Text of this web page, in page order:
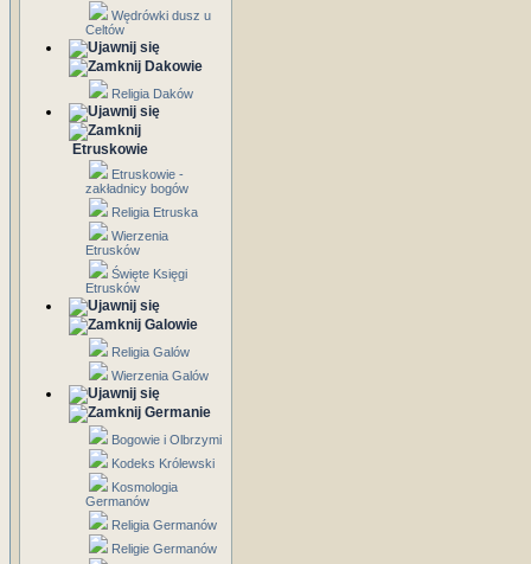
Wędrówki dusz u
Celtów
Dakowie
Religia Daków
Etruskowie
Etruskowie -
zakładnicy bogów
Religia Etruska
Wierzenia
Etrusków
Święte Księgi
Etrusków
Galowie
Religia Galów
Wierzenia Galów
Germanie
Bogowie i Olbrzymi
Kodeks Królewski
Kosmologia
Germanów
Religia Germanów
Religie Germanów